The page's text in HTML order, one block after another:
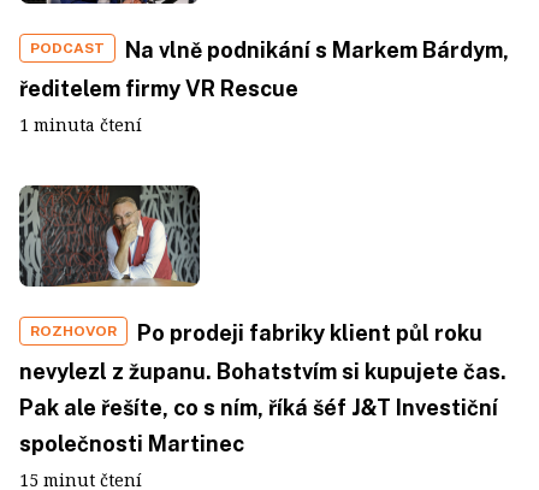
PODCAST
Na vlně podnikání s Markem Bárdym,
ředitelem firmy VR Rescue
1 minuta čtení
ROZHOVOR
Po prodeji fabriky klient půl roku
nevylezl z županu. Bohatstvím si kupujete čas.
Pak ale řešíte, co s ním, říká šéf J&T Investiční
společnosti Martinec
15 minut čtení